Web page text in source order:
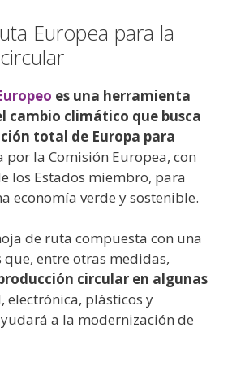
Europea para la
es una herramienta
cambio climático que busca
total de Europa para
por la Comisión Europea, con
los Estados miembro, para
economía verde y sostenible.
de ruta compuesta con una
que, entre otras medidas,
circular en algunas
electrónica, plásticos y
a la modernización de